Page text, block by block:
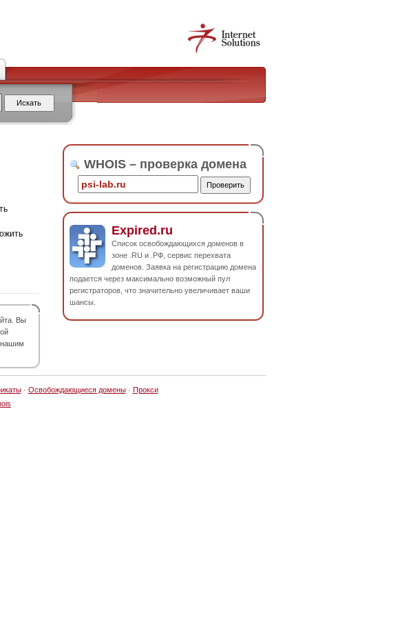
Вы
нашим
WHOIS – проверка домена
Expired.ru
Список освобождающихся доменов в
зоне .RU и .РФ, сервис перехвата
доменов. Заявка на регистрацию домена
подается через максимально возможный пул
регистраторов, что значительно увеличивает ваши
шансы.
· Освобождающиеся домены· Прокси